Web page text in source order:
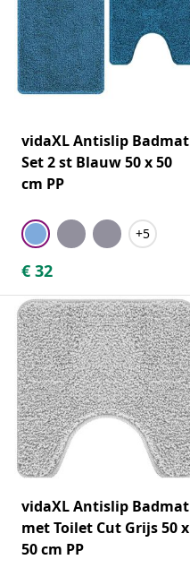
vidaXL Antislip Badmat
Set 2 st Blauw 50 x 50
cm PP
+5
€ 32
vidaXL Antislip Badmat
met Toilet Cut Grijs 50 x
50 cm PP